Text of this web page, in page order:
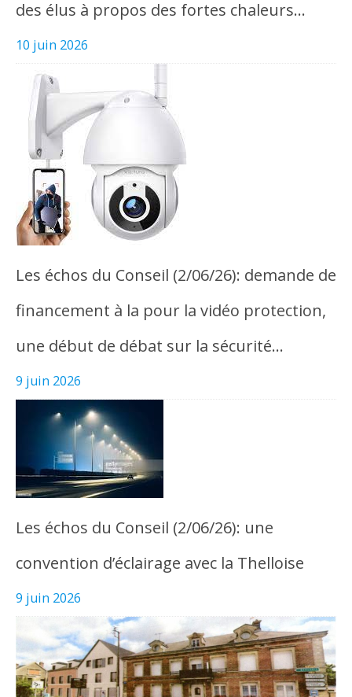
des élus à propos des fortes chaleurs…
10 juin 2026
Les échos du Conseil (2/06/26): demande de
financement à la pour la vidéo protection,
une début de débat sur la sécurité…
9 juin 2026
Les échos du Conseil (2/06/26): une
convention d’éclairage avec la Thelloise
9 juin 2026